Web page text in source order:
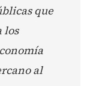
que
los
al